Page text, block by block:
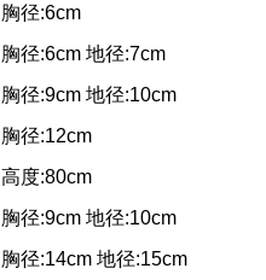
胸径:6cm
胸径:6cm 地径:7cm
胸径:9cm 地径:10cm
胸径:12cm
高度:80cm
胸径:9cm 地径:10cm
胸径:14cm 地径:15cm